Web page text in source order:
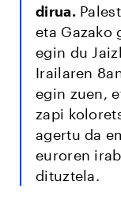
dirua.
eta Gazako
egin du
Irailaren
egin zuen,
zapi
agertu da
euroren
dituztela.